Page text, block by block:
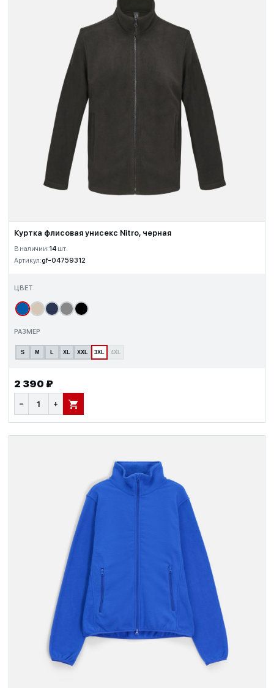
Куртка флисовая унисекс Nitro, черная
В наличии:14 шт.
Артикул:gf-04759312
ЦВЕТ
РАЗМЕР
S M L XL XXL 3XL 4XL
2 390 ₽
− + В КОРЗИНУ